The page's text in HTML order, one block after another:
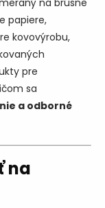
papiere,
kovovýrobu,
pre
sa
a odborné
na